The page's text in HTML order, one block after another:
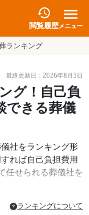
閲覧履歴メニュー
ランキング
最終更新日： 2026年8月3日
グ！自己負
できる葬儀
社をランキング形
れば自己負担費用
任せられる葬儀社を
ランキングについて